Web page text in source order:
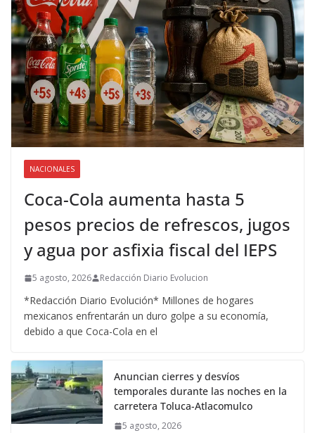
NACIONALES
Coca-Cola aumenta hasta 5
pesos precios de refrescos, jugos
y agua por asfixia fiscal del IEPS
5 agosto, 2026 Redacción Diario Evolucion
*Redacción Diario Evolución* Millones de hogares
mexicanos enfrentarán un duro golpe a su economía,
debido a que Coca-Cola en el
Anuncian cierres y desvíos
temporales durante las noches en la
carretera Toluca-Atlacomulco
5 agosto, 2026